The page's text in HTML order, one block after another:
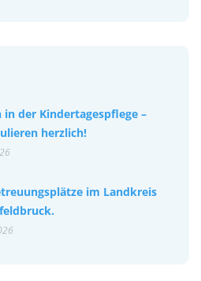
in der Kindertagespflege –
herzlich!
im Landkreis